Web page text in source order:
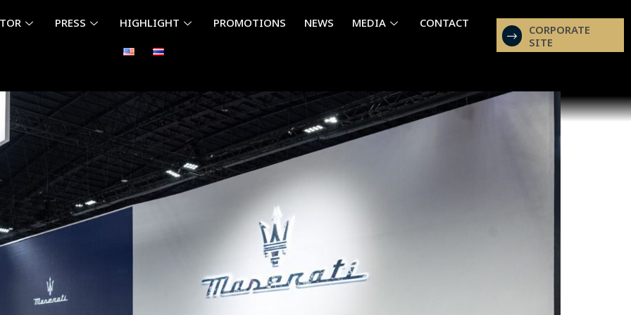
PRESS HIGHLIGHT PROMOTIONS NEWS MEDIA CONTACT CORPORATE
SITE